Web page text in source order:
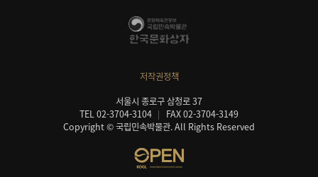
저작권정책
서울시 종로구 삼청로 37
TEL 02-3704-3104
FAX 02-3704-3149
Copyright © 국립민속박물관. All Rights Reserved